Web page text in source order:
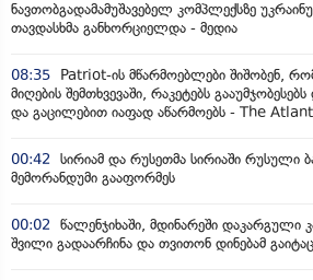
ნავთობგადამამუშავებელ კომპლექსზე
თავდასხმა განხორციელდა - მედია
08:35
Patriot-ის მწარმოებლები შიშობენ,
მიღების შემთხვევაში, რაკეტებს
და გაცილებით იაფად აწარმოებს - The
00:42
სირიამ და რუსეთმა სირიაში რუსული
მემორანდუმი გააფორმეს
00:02
წალენჯიხაში, მდინარეში დაკარგული
შვილი გადაარჩინა და თვითონ დინებამ